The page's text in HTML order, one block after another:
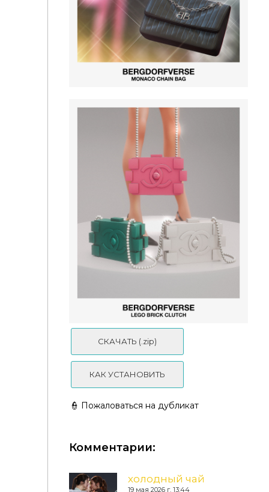
Finn Collection
Женская сумка - Monaco Chain Bag
СКАЧАТЬ (.zip)
КАК УСТАНОВИТЬ
👮 Пожаловаться на дубликат
Комментарии:
холодный чай
19 мая 2026 г. 13:44